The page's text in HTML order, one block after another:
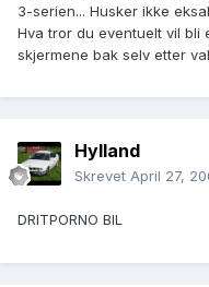
3-serien... Husker ikke
Hva tror du eventuelt vil bli
skjermene bak selv etter
Hylland
Skrevet April 27,
DRITPORNO BIL